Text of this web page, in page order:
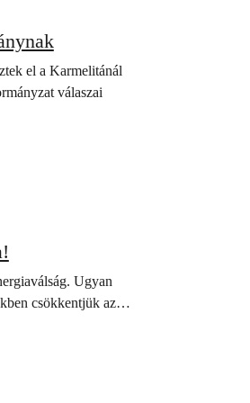
el a Karmelitánál
válaszai
Ugyan
csökkentjük az…